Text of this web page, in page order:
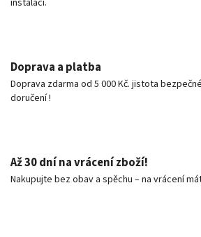
Doprava a platba
Doprava zdarma od 5 000 Kč. jistota
doručení !
Až 30 dní na vrácení zboží!
Nakupujte bez obav a spěchu – na vrácení